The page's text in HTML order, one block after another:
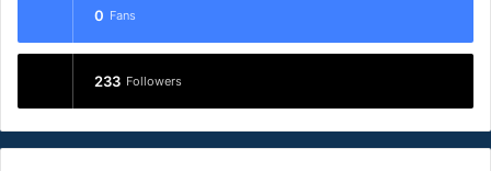
0 Fans
233 Followers